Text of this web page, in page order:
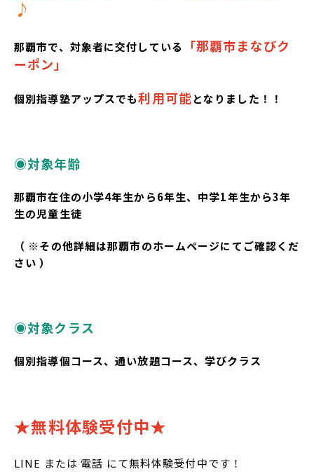
♪
那覇市で、対象者に交付している
「那覇市まなびク
ーポン」
個別指導塾アップスでも利用可能となりました！！
◉対象年齢
那覇市在住の小学4年生から6年生、中学1年生から3年
生の児童生徒
（ ※その他詳細は那覇市のホームページにてご確認くだ
さい ）
◉対象クラス
個別指導個コース、通い放題コース、学びクラス
★無料体験受付中★
LINE または 電話 にて無料体験受付中です！